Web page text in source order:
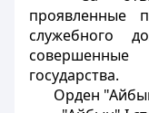
проявленные
служебного
государства.
Орден